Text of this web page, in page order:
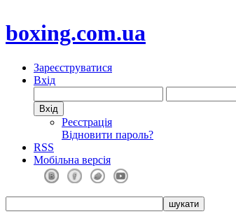
boxing.com.ua
Зареєструватися
Вхід
Реєстрація
Відновити пароль?
RSS
Мобільна версія